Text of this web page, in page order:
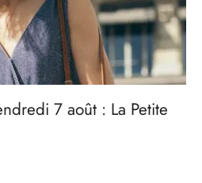
7 août : La Petite